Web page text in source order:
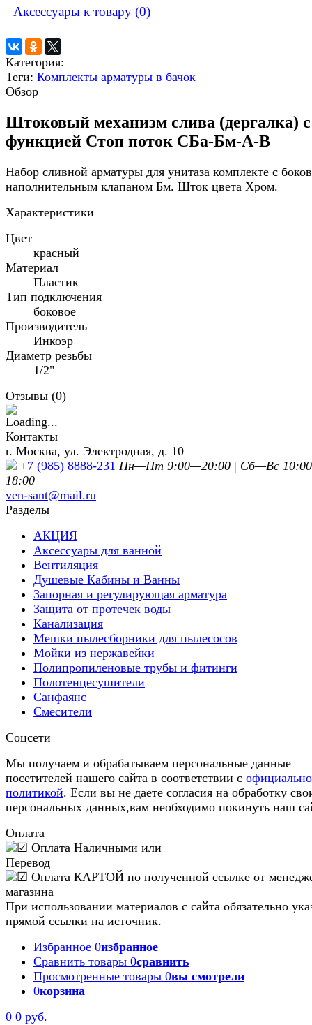
Аксессуары к товару (0)
Категория:
Теги: Комплекты арматуры в бачок
Обзор
Штоковый механизм слива (дергалка) с
функцией Стоп поток СБа-Бм-А-В
Набор сливной арматуры для унитаза комплекте с
наполнительным клапаном Бм. Шток цвета Хром.
Характеристики
Цвет
красный
Материал
Пластик
Тип подключения
боковое
Производитель
Инкоэр
Диаметр резьбы
1/2"
Отзывы (0)
Контакты
г. Москва, ул. Электродная, д. 10
+7 (985) 8888-231 Пн—Пт 9:00—20:00 | Сб—Вс
18:00
ven-sant@mail.ru
Разделы
АКЦИЯ
Аксессуары для ванной
Вентиляция
Душевые Кабины и Ванны
Запорная и регулирующая арматура
Защита от протечек воды
Канализация
Мешки пылесборники для пылесосов
Мойки из нержавейки
Полипропиленовые трубы и фитинги
Полотенцесушители
Санфаянс
Смесители
Соцсети
Мы получаем и обрабатываем персональные данные
посетителей нашего сайта в соответствии с
политикой. Если вы не даете согласия на обработку
персональных данных,вам необходимо покинуть наш
Оплата
При использовании материалов с сайта обязательно
прямой ссылки на источник.
Избранное 0избранное
Сравнить товары 0сравнить
Просмотренные товары 0вы смотрели
0корзина
0 0 руб.